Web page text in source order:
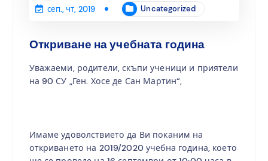
сеп., чт, 2019 Uncategorized
Откриване на учебната година
Уважаеми, родители, скъпи ученици и приятели
на 90 СУ „Ген. Хосе де Сан Мартин“,
Имаме удоволствието да Ви поканим на
откриването на 2019/2020 учебна година, което